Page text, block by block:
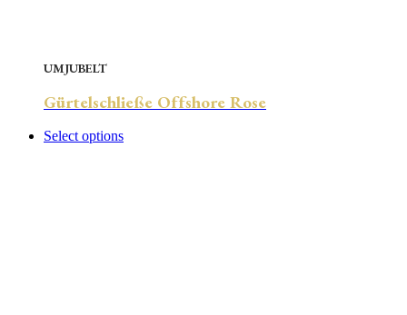
UMJUBELT
Gürtelschließe Offshore Rose
Select options